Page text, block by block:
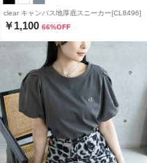
clear キャンバス地厚底スニーカー[CL8496]
￥1,100 66%OFF